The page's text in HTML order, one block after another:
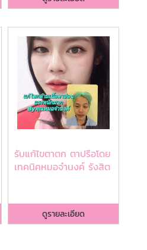
รับแก้ไขตาตก ตาปรือโดย
เทคนิคหมอจำนงค์ รังสิต
ดูรายละเอียด